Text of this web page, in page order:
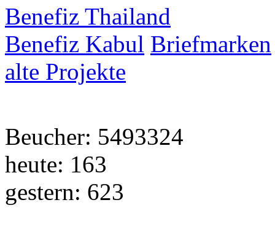
Benefiz Thailand
Benefiz Kabul Briefmarken
alte Projekte
Beucher: 5493324
heute: 163
gestern: 623